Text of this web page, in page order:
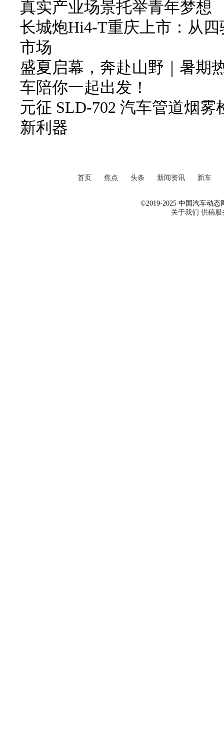
真实产业场景托举青年梦想
长城炮Hi4-T重庆上市：从
市场
盛夏启幕，奔赴山野｜暑期
车陪你一起出发！
元征 SLD-702 汽车管道烟
新利器
首页 焦点 头条 新闻资讯 新车
©2019-2025 中国汽车动态
关于我们 供稿服